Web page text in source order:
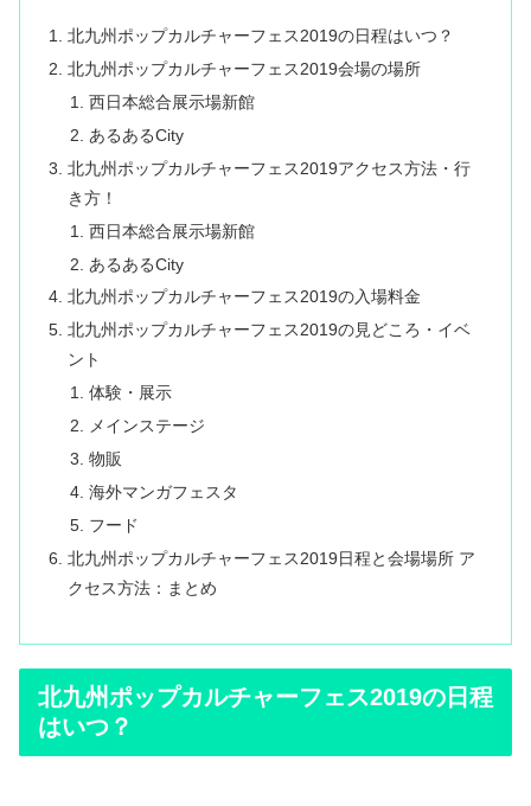
北九州ポップカルチャーフェス2019の日程はいつ？
北九州ポップカルチャーフェス2019会場の場所
西日本総合展示場新館
あるあるCity
北九州ポップカルチャーフェス2019アクセス方法・行
き方！
西日本総合展示場新館
あるあるCity
北九州ポップカルチャーフェス2019の入場料金
北九州ポップカルチャーフェス2019の見どころ・イベ
ント
体験・展示
メインステージ
物販
海外マンガフェスタ
フード
北九州ポップカルチャーフェス2019日程と会場場所 ア
クセス方法：まとめ
北九州ポップカルチャーフェス2019の日程
はいつ？